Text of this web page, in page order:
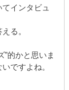
インタビュ
る。
”的かと思いま
ですよね。